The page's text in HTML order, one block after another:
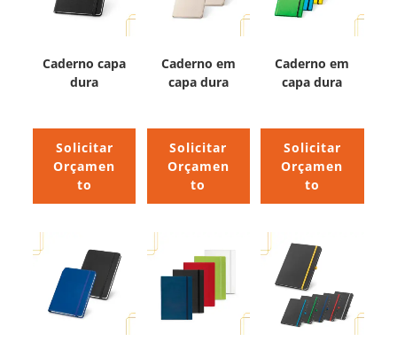
Caderno capa
dura
Solicitar
Orçamen
to
Caderno em
capa dura
Solicitar
Orçamen
to
Caderno em
capa dura
Solicitar
Orçamen
to